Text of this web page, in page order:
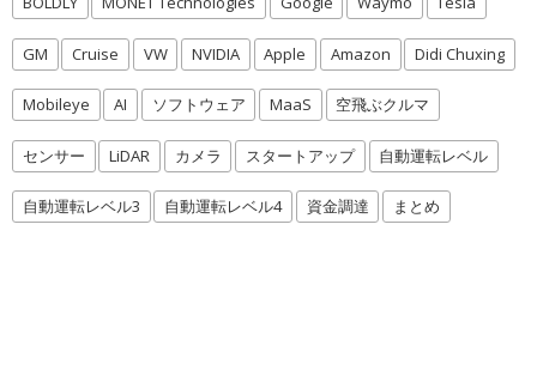
GM Cruise VW NVIDIA Apple Amazon Didi Chuxing
Mobileye AI ソフトウェア MaaS 空飛ぶクルマ
センサー LiDAR カメラ スタートアップ 自動運転レベル
自動運転レベル3 自動運転レベル4 資金調達 まとめ